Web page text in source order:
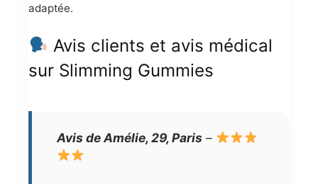
adaptée.
Avis clients et avis médical
sur Slimming Gummies
Avis de Amélie, 29, Paris –